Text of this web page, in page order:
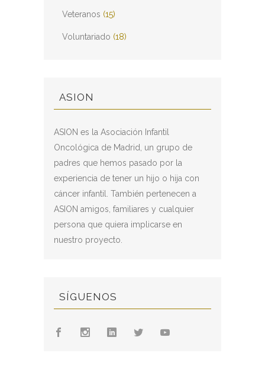
Veteranos (15)
Voluntariado (18)
ASION
ASION es la Asociación Infantil
Oncológica de Madrid, un grupo de
padres que hemos pasado por la
experiencia de tener un hijo o hija con
cáncer infantil. También pertenecen a
ASION amigos, familiares y cualquier
persona que quiera implicarse en
nuestro proyecto.
SÍGUENOS